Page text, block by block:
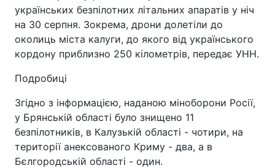
українських безпілотних літальних апаратів у ніч
на 30 серпня. Зокрема, дрони долетіли до
околиць міста калуги, до якого від українського
кордону приблизно 250 кілометрів, передає УНН.
Подробиці
Згідно з інформацією, наданою міноборони Росії,
у Брянській області було знищено 11
безпілотників, в Калузькій області - чотири, на
території анексованого Криму - два, а в
Бєлгородській області - один.